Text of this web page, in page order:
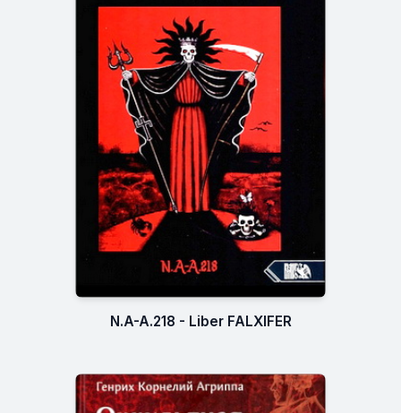
N.A-A.218 - Liber FALXIFER